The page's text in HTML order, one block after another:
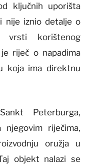
ključnih uporišta
nije iznio detalje o
korištenog
riječ o napadima
koja ima direktnu
Peterburga,
riječima,
oružja u
objekt nalazi se